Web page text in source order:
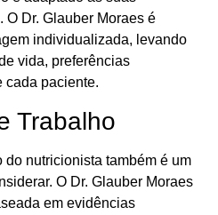
Dr. Glauber Moraes é
individualizada, levando
vida, preferências
cada paciente.
Trabalho
nutricionista também é um
O Dr. Glauber Moraes
em evidências